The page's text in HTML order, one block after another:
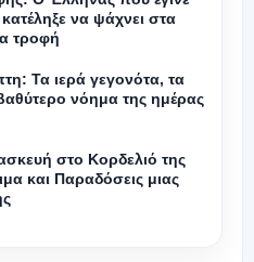
κατέληξε να ψάχνει στα
τροφή
Τα ιερά γεγονότα, τα
νόημα της ημέρας
στο Κορδελιό της
και Παραδόσεις μιας